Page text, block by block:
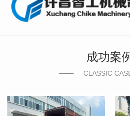
成功案
CLASSIC